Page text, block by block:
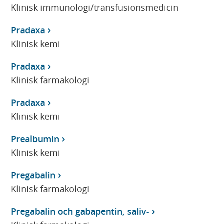
Klinisk immunologi/transfusionsmedicin
Pradaxa
Klinisk kemi
Pradaxa
Klinisk farmakologi
Pradaxa
Klinisk kemi
Prealbumin
Klinisk kemi
Pregabalin
Klinisk farmakologi
Pregabalin och gabapentin, saliv-